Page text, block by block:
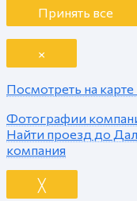
Принять все
×
Посмотреть на
Фотографии
Найти проезд до
компания
╳